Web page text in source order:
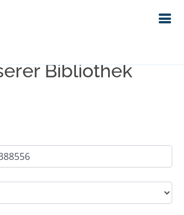
Suche im Bestand
Bibliothek